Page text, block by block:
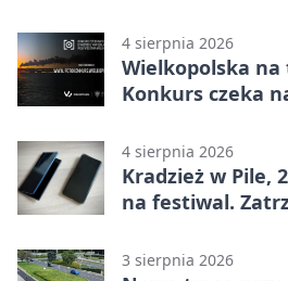
4 sierpnia 2026
Wielkopolska na
Konkurs czeka
4 sierpnia 2026
Kradzież w Pile,
na festiwal.
3 sierpnia 2026